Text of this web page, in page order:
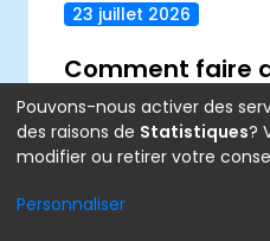
23 juillet 2026
Comment faire
TikTok pour être
et pas
quand on
Pouvons-nous activer des
des raisons de Statistiques?
modifier ou retirer votre
Personnaliser